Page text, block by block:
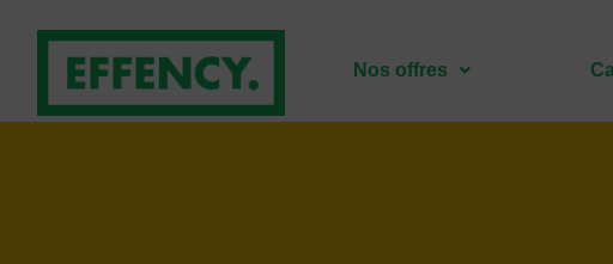
Nos offres